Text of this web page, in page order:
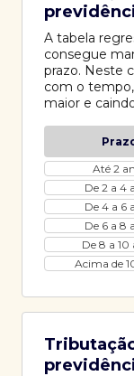
A tabela
consegue
prazo. Neste
com o
maior e
Até 2
De 2 a 4
De 4 a 6
De 6 a 8
De 8 a 10
Acima de